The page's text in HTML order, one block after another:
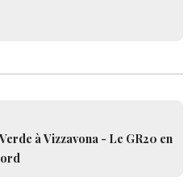
à Vizzavona - Le GR20 en